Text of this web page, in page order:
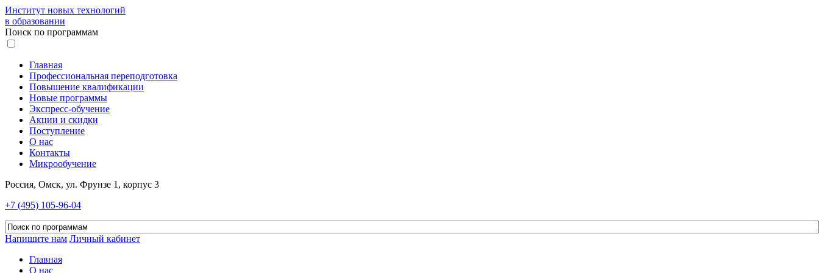
Институт новых технологий
в образовании
Поиск по программам
Главная
Профессиональная переподготовка
Повышение квалификации
Новые программы
Экспресс-обучение
Акции и скидки
Поступление
О нас
Контакты
Микрообучение
Россия, Омск, ул. Фрунзе 1, корпус 3
+7 (495) 105-96-04
Напишите нам Личный кабинет
Главная
О нас